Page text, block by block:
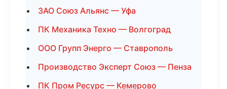
ЗАО Союз Альянс — Уфа
ПК Механика Техно — Волгоград
ООО Групп Энерго — Ставрополь
Производство Эксперт Союз — Пенза
ПК Пром Ресурс — Кемерово